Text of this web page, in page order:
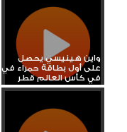
واين هينيسي يحصل
على أول بطاقة حمراء في
في كأس العالم قطر
2022